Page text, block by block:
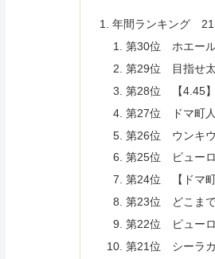
年間ランキング 21
第30位 ホエール
第29位 目指せ
第28位 【4.45
第27位 ドマ町人
第26位 ウンキウ
第25位 ピューロ
第24位 【ドマ
第23位 どこま
第22位 ピューロ
第21位 シーラカ